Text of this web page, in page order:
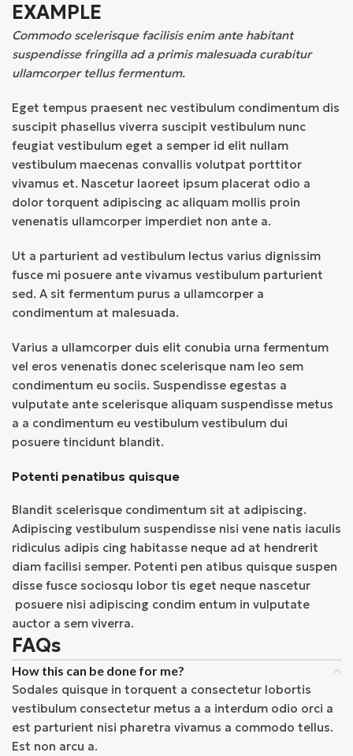
EXAMPLE
Commodo scelerisque facilisis enim ante habitant
suspendisse fringilla ad a primis malesuada curabitur
ullamcorper tellus fermentum.
Eget tempus praesent nec vestibulum condimentum dis
suscipit phasellus viverra suscipit vestibulum nunc
feugiat vestibulum eget a semper id elit nullam
vestibulum maecenas convallis volutpat porttitor
vivamus et. Nascetur laoreet ipsum placerat odio a
dolor torquent adipiscing ac aliquam mollis proin
venenatis ullamcorper imperdiet non ante a.
Ut a parturient ad vestibulum lectus varius dignissim
fusce mi posuere ante vivamus vestibulum parturient
sed. A sit fermentum purus a ullamcorper a
condimentum at malesuada.
Varius a ullamcorper duis elit conubia urna fermentum
vel eros venenatis donec scelerisque nam leo sem
condimentum eu sociis. Suspendisse egestas a
vulputate ante scelerisque aliquam suspendisse metus
a a condimentum eu vestibulum vestibulum dui
posuere tincidunt blandit.
Potenti penatibus quisque
Blandit scelerisque condimentum sit at adipiscing.
Adipiscing vestibulum suspendisse nisi vene natis iaculis
ridiculus adipis cing habitasse neque ad at hendrerit
diam facilisi semper. Potenti pen atibus quisque suspen
disse fusce sociosqu lobor tis eget neque nascetur
posuere nisi adipiscing condim entum in vulputate
auctor a sem viverra.
FAQs
How this can be done for me?
Sodales quisque in torquent a consectetur lobortis
vestibulum consectetur metus a a interdum odio orci a
est parturient nisi pharetra vivamus a commodo tellus.
Est non arcu a.